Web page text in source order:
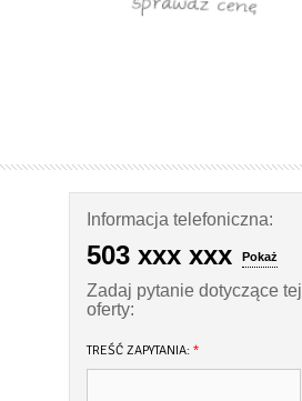
Informacja telefoniczna:
503 xxx xxx Pokaż
Zadaj pytanie dotyczące tej
oferty:
TREŚĆ ZAPYTANIA: *